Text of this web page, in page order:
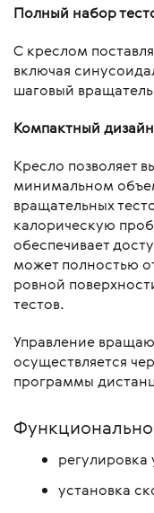
Полный набор
С креслом
включая
шаговый
Компактный
Кресло позволяет
минимальном
вращательных
калорическую
обеспечивает
может полностью
ровной
тестов.
Управление
осуществляется
программы
регулировка
установка